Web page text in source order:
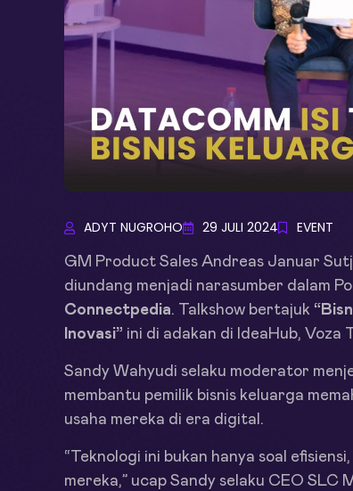
ADYT NUGROHO 29 JULI 2024 EVENT
GM Product Sales Andreas Januar
diundang menjadi narasumber dalam
Connectpedia. Talkshow bertajuk
Inovasi” ini di adakan di IdeaHub,
Sandy Wahyudi selaku moderator
membantu pemilik bisnis keluarga
usaha mereka di era digital.
“Teknologi ini bukan hanya soal
mereka,” ucap Sandy selaku CEO